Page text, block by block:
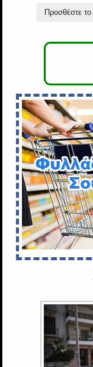
Προσθέστε